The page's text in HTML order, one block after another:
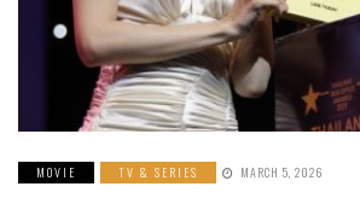
MOVIE TV & SERIES MARCH 5, 2026